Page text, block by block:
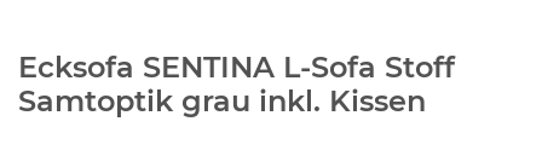
Ecksofa SENTINA L-Sofa Stoff
Samtoptik grau inkl. Kissen